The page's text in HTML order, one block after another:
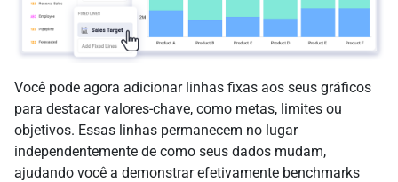
Você pode agora adicionar linhas fixas aos seus gráficos
para destacar valores-chave, como metas, limites ou
objetivos. Essas linhas permanecem no lugar
independentemente de como seus dados mudam,
ajudando você a demonstrar efetivamente benchmarks